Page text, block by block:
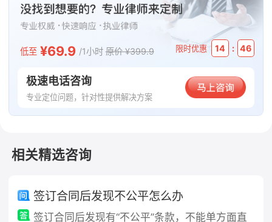
法律依据
除劳动合同。
临平台的立场。如有任何疑问或需要删除请通过【客服中心】
低至 ¥69.9 /1小时 原价 ¥399.9 限时优惠 14 : 46
极速电话咨询
专业定位问题，针对性提供解决方案
相关精选咨询
签订合同后发现不公平怎么办
签订合同后发现有“不公平”条款，不能单方面直